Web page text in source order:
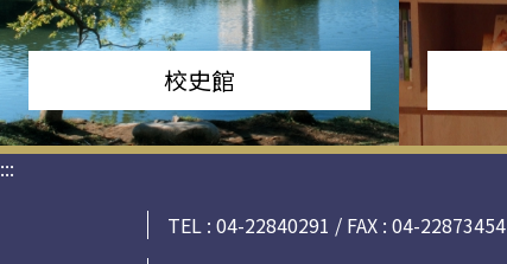
校史館
:::
TEL : 04-22840291 / FAX : 04-22873454